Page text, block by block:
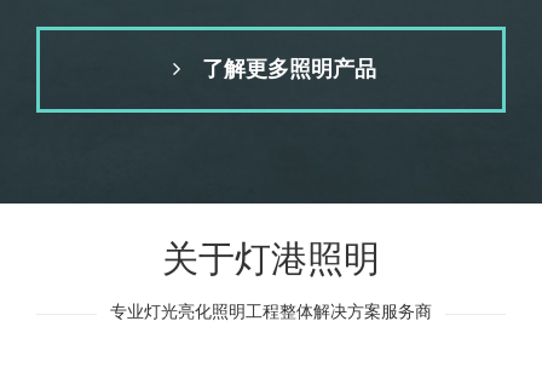
了解更多照明产品
关于灯港照明
专业灯光亮化照明工程整体解决方案服务商